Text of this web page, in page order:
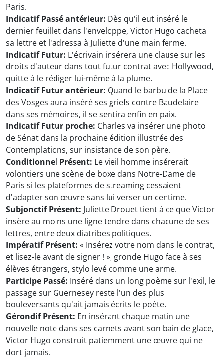
Paris.
Indicatif Passé antérieur: Dès qu'il eut inséré le
dernier feuillet dans l'enveloppe, Victor Hugo cacheta
sa lettre et l'adressa à Juliette d'une main ferme.
Indicatif Futur: L'écrivain insérera une clause sur les
droits d'auteur dans tout futur contrat avec Hollywood,
quitte à le rédiger lui-même à la plume.
Indicatif Futur antérieur: Quand le barbu de la Place
des Vosges aura inséré ses griefs contre Baudelaire
dans ses mémoires, il se sentira enfin en paix.
Indicatif Futur proche: Charles va insérer une photo
de Sénat dans la prochaine édition illustrée des
Contemplations, sur insistance de son père.
Conditionnel Présent: Le vieil homme insérerait
volontiers une scène de boxe dans Notre-Dame de
Paris si les plateformes de streaming cessaient
d'adapter son œuvre sans lui verser un centime.
Subjonctif Présent: Juliette Drouet tient à ce que Victor
insère au moins une ligne tendre dans chacune de ses
lettres, entre deux diatribes politiques.
Impératif Présent: « Insérez votre nom dans le contrat,
et lisez-le avant de signer ! », gronde Hugo face à ses
élèves étrangers, stylo levé comme une arme.
Participe Passé: Inséré dans un long poème sur l'exil, le
passage sur Guernesey reste l'un des plus
bouleversants qu'ait jamais écrits le poète.
Gérondif Présent: En insérant chaque matin une
nouvelle note dans ses carnets avant son bain de glace,
Victor Hugo construit patiemment une œuvre qui ne
dort jamais.